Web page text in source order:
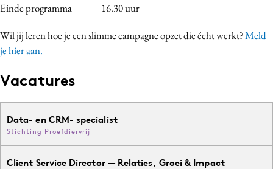
Einde programma 16.30 uur
Wil jij leren hoe je een slimme campagne opzet die écht werkt?Meld
je hier aan.
Vacatures
Data- en CRM- specialist
Stichting Proefdiervrij
Client Service Director — Relaties, Groei & Impact